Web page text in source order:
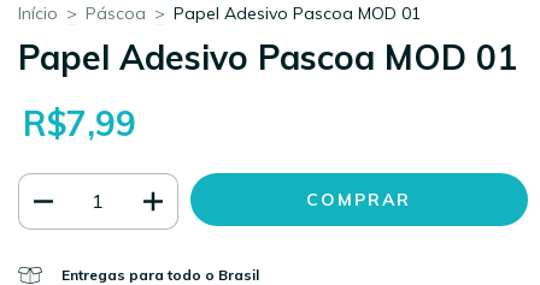
Início > Páscoa > Papel Adesivo Pascoa MOD 01
Papel Adesivo Pascoa MOD 01
R$7,99
Entregas para todo o Brasil